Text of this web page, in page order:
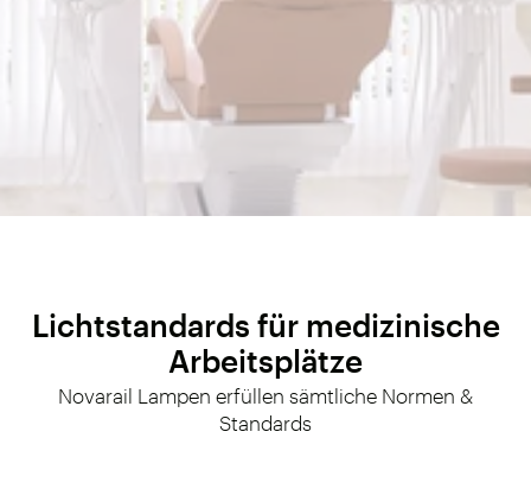
Lichtstandards für medizinische
Arbeitsplätze
Novarail Lampen erfüllen sämtliche Normen &
Standards